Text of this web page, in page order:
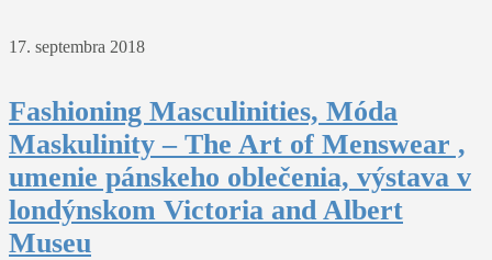
17. septembra 2018
Fashioning Masculinities, Móda
Maskulinity – The Art of Menswear ,
umenie pánskeho oblečenia, výstava v
londýnskom Victoria and Albert
Museu